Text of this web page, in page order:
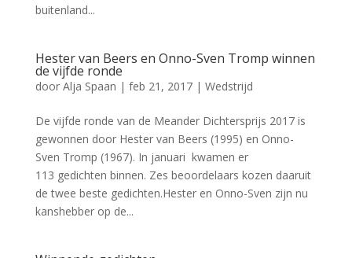
buitenland...
Hester van Beers en Onno-Sven Tromp winnen
de vijfde ronde
door Alja Spaan | feb 21, 2017| Wedstrijd
De vijfde ronde van de Meander Dichtersprijs 2017 is
gewonnen door Hester van Beers (1995) en Onno-
Sven Tromp (1967). In januari kwamen er
113 gedichten binnen. Zes beoordelaars kozen daaruit
de twee beste gedichten.Hester en Onno-Sven zijn nu
kanshebber op de...